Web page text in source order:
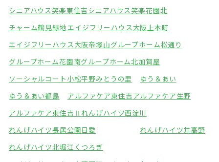
シニアハウス笑楽東住吉シニアハウス笑楽花園北
チャーム鶴見緑地エイジフリーハウス大阪上本町
エイジフリーハウス大阪帝塚山グループホーム松通り
グループホーム花園南グループホーム北加賀屋
ソーシャルコート小松平野みとうの里
ゆう＆あい
ゆう＆あい都島
アルファケア東住吉アルファケア生野
アルファケア東住吉Ⅱ れんげハイツ西淀川
れんげハイツ長居公園日愛
れんげハイツ井高野
れんげハイツ北堀江 くつろぎ